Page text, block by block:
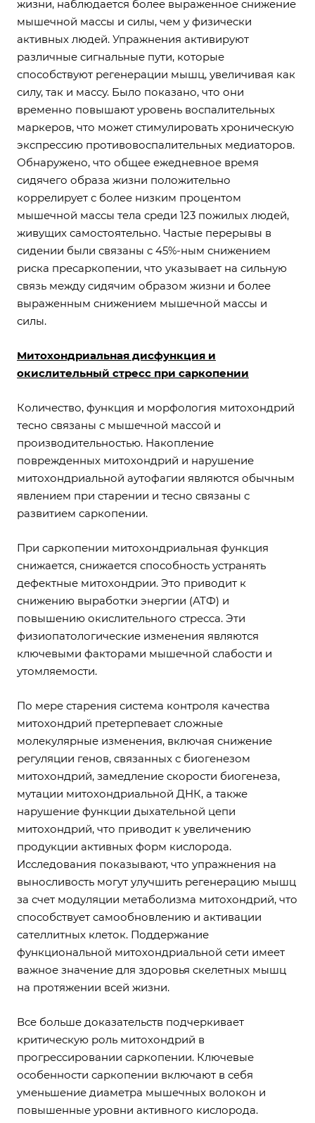
жизни, наблюдается более выраженное снижение
мышечной массы и силы, чем у физически
активных людей. Упражнения активируют
различные сигнальные пути, которые
способствуют регенерации мышц, увеличивая как
силу, так и массу. Было показано, что они
временно повышают уровень воспалительных
маркеров, что может стимулировать хроническую
экспрессию противовоспалительных медиаторов.
Обнаружено, что общее ежедневное время
сидячего образа жизни положительно
коррелирует с более низким процентом
мышечной массы тела среди 123 пожилых людей,
живущих самостоятельно. Частые перерывы в
сидении были связаны с 45%-ным снижением
риска пресаркопении, что указывает на сильную
связь между сидячим образом жизни и более
выраженным снижением мышечной массы и
силы.
Митохондриальная дисфункция и
окислительный стресс при саркопении
Количество, функция и морфология митохондрий
тесно связаны с мышечной массой и
производительностью. Накопление
поврежденных митохондрий и нарушение
митохондриальной аутофагии являются обычным
явлением при старении и тесно связаны с
развитием саркопении.
При саркопении митохондриальная функция
снижается, снижается способность устранять
дефектные митохондрии. Это приводит к
снижению выработки энергии (АТФ) и
повышению окислительного стресса. Эти
физиопатологические изменения являются
ключевыми факторами мышечной слабости и
утомляемости.
По мере старения система контроля качества
митохондрий претерпевает сложные
молекулярные изменения, включая снижение
регуляции генов, связанных с биогенезом
митохондрий, замедление скорости биогенеза,
мутации митохондриальной ДНК, а также
нарушение функции дыхательной цепи
митохондрий, что приводит к увеличению
продукции активных форм кислорода.
Исследования показывают, что упражнения на
выносливость могут улучшить регенерацию мышц
за счет модуляции метаболизма митохондрий, что
способствует самообновлению и активации
сателлитных клеток. Поддержание
функциональной митохондриальной сети имеет
важное значение для здоровья скелетных мышц
на протяжении всей жизни.
Все больше доказательств подчеркивает
критическую роль митохондрий в
прогрессировании саркопении. Ключевые
особенности саркопении включают в себя
уменьшение диаметра мышечных волокон и
повышенные уровни активного кислорода.